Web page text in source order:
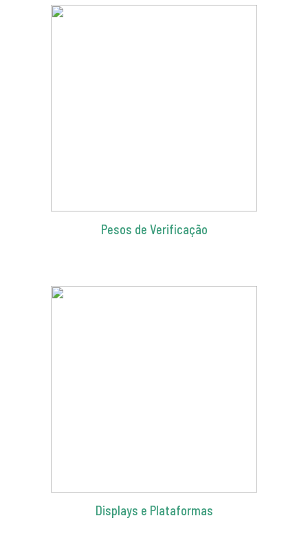
Pesos de Verificação
Displays e Plataformas